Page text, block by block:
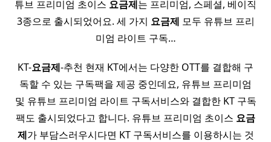
튜브 프리미엄 초이스 요금제는 프리미엄, 스페셜, 베이직
3종으로 출시되었어요. 세 가지 요금제 모두 유튜브 프리
미엄 라이트 구독…
KT-요금제-추천 현재 KT에서는 다양한 OTT를 결합해 구
독할 수 있는 구독팩을 제공 중인데요, 유튜브 프리미엄
및 유튜브 프리미엄 라이트 구독서비스와 결합한 KT 구독
팩도 출시되었다고 합니다. 유튜브 프리미엄 초이스 요금
제가 부담스러우시다면 KT 구독서비스를 이용하시는 것